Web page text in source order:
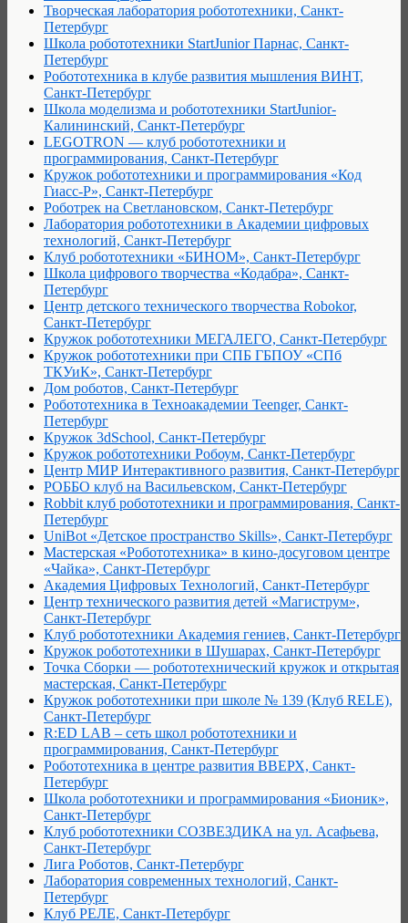
Творческая лаборатория робототехники, Санкт-
Петербург
Школа робототехники StartJunior Парнас, Санкт-
Петербург
Робототехника в клубе развития мышления ВИНТ,
Санкт-Петербург
Школа моделизма и робототехники StartJunior-
Калининский, Санкт-Петербург
LEGOTRON — клуб робототехники и
программирования, Санкт-Петербург
Кружок робототехники и программирования «Код
Гиасс-Р», Санкт-Петербург
Роботрек на Светлановском, Санкт-Петербург
Лаборатория робототехники в Академии цифровых
технологий, Санкт-Петербург
Клуб робототехники «БИНОМ», Санкт-Петербург
Школа цифрового творчества «Кодабра», Санкт-
Петербург
Центр детского технического творчества Robokor,
Санкт-Петербург
Кружок робототехники МЕГАЛЕГО, Санкт-Петербург
Кружок робототехники при СПБ ГБПОУ «СПб
ТКУиК», Санкт-Петербург
Дом роботов, Санкт-Петербург
Робототехника в Техноакадемии Teenger, Санкт-
Петербург
Кружок 3dSchool, Санкт-Петербург
Кружок робототехники Робоум, Санкт-Петербург
Центр МИР Интерактивного развития, Санкт-Петербург
РОББО клуб на Васильевском, Санкт-Петербург
Robbit клуб робототехники и программирования, Санкт-
Петербург
UniBot «Детское пространство Skills», Санкт-Петербург
Мастерская «Робототехника» в кино-досуговом центре
«Чайка», Санкт-Петербург
Академия Цифровых Технологий, Санкт-Петербург
Центр технического развития детей «Магиструм»,
Санкт-Петербург
Клуб робототехники Академия гениев, Санкт-Петербург
Кружок робототехники в Шушарах, Санкт-Петербург
Точка Сборки — робототехнический кружок и открытая
мастерская, Санкт-Петербург
Кружок робототехники при школе № 139 (Клуб RELE),
Санкт-Петербург
R:ED LAB – сеть школ робототехники и
программирования, Санкт-Петербург
Робототехника в центре развития ВВЕРХ, Санкт-
Петербург
Школа робототехники и программирования «Бионик»,
Санкт-Петербург
Клуб робототехники СОЗВЕЗДИКА на ул. Асафьева,
Санкт-Петербург
Лига Роботов, Санкт-Петербург
Лаборатория современных технологий, Санкт-
Петербург
Клуб РЕЛЕ, Санкт-Петербург